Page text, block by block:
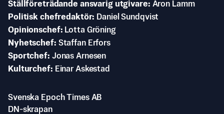
Ställföreträdande ansvarig utgivare Aron Lamm
Politisk chefredaktör
Daniel Sundqvist
Opinionschef
Lotta Gröning
Nyhetschef Staffan Erfors
Sportchef Jonas Arnesen
Kulturchef
Einar Askestad
Svenska Epoch Times AB
DN-skrapan